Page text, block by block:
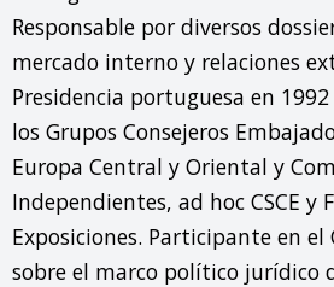
Responsable por diversos
mercado interno y relaciones
Presidencia portuguesa en
los Grupos Consejeros
Europa Central y Oriental y
Independientes, ad hoc CSCE y
Exposiciones. Participante en
sobre el marco político jurídico